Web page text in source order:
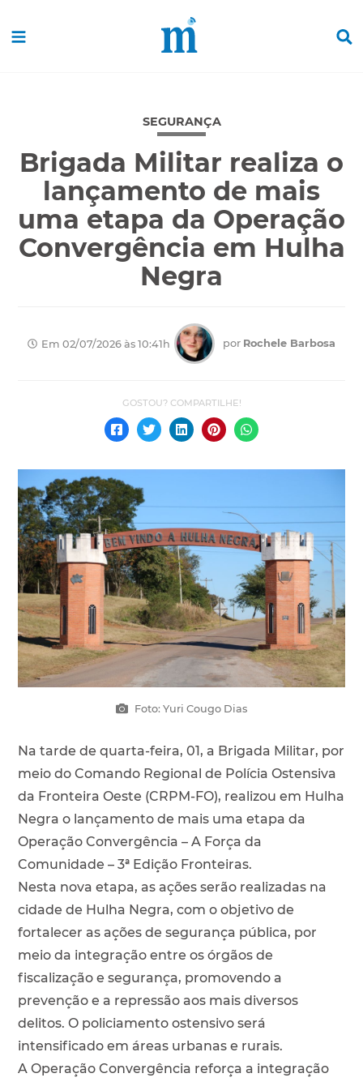
SEGURANÇA
Brigada Militar realiza o
lançamento de mais
uma etapa da Operação
Convergência em Hulha
Negra
Em 02/07/2026 às 10:41h por Rochele Barbosa
Foto: Yuri Cougo Dias
Na tarde de quarta-feira, 01, a Brigada Militar, por
meio do Comando Regional de Polícia Ostensiva
da Fronteira Oeste (CRPM-FO), realizou em Hulha
Negra o lançamento de mais uma etapa da
Operação Convergência – A Força da
Comunidade – 3ª Edição Fronteiras.
Nesta nova etapa, as ações serão realizadas na
cidade de Hulha Negra, com o objetivo de
fortalecer as ações de segurança pública, por
meio da integração entre os órgãos de
fiscalização e segurança, promovendo a
prevenção e a repressão aos mais diversos
delitos. O policiamento ostensivo será
intensificado em áreas urbanas e rurais.
A Operação Convergência reforça a integração